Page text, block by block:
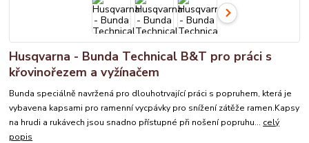
Husqvarna - Bunda Technical B&T pro práci s
křovinořezem a vyžínačem
Bunda speciálně navržená pro dlouhotrvající práci s popruhem, která je
vybavena kapsami pro ramenní vycpávky pro snížení zátěže ramen.Kapsy
na hrudi a rukávech jsou snadno přístupné při nošení popruhu... celý
popis